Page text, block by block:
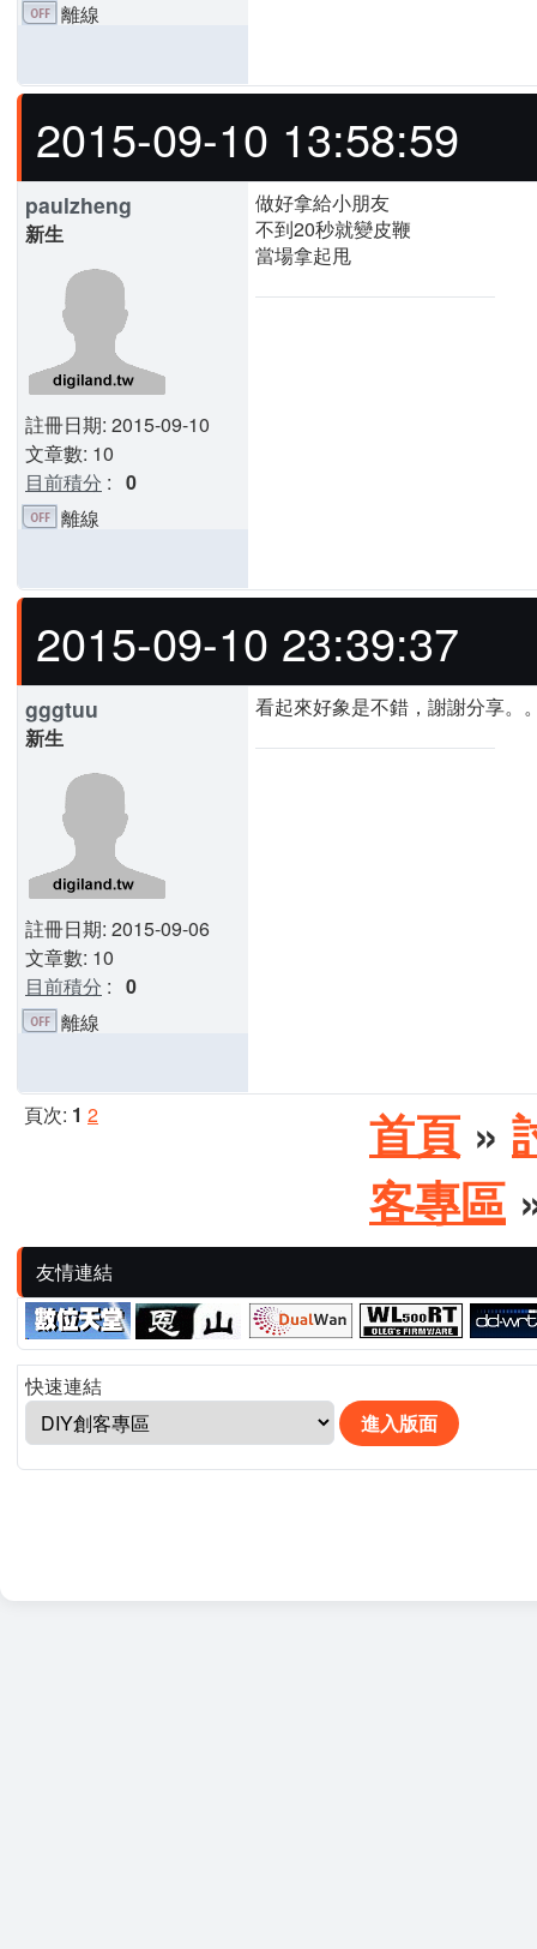
離線
2015-09-10 13:58:59
paulzheng
新生
註冊日期: 2015-09-10
文章數: 10
目前積分 : 0
做好拿給小朋友
不到20秒就變皮鞭
當場拿起甩
離線
2015-09-10 23:39:37
gggtuu
新生
註冊日期: 2015-09-06
文章數: 10
目前積分 : 0
看起來好象是不錯，謝謝分享。
離線
頁次: 1 2 首頁 »
客專區
友情連結
快速連結